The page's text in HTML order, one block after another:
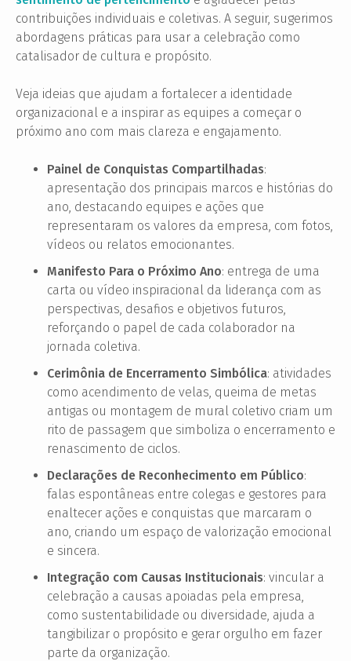
contribuições individuais e coletivas. A seguir, sugerimos
abordagens práticas para usar a celebração como
catalisador de cultura e propósito.
Veja ideias que ajudam a fortalecer a identidade
organizacional e a inspirar as equipes a começar o
próximo ano com mais clareza e engajamento.
Painel de Conquistas Compartilhadas:
apresentação dos principais marcos e histórias do
ano, destacando equipes e ações que
representaram os valores da empresa, com fotos,
vídeos ou relatos emocionantes.
Manifesto Para o Próximo Ano: entrega de uma
carta ou vídeo inspiracional da liderança com as
perspectivas, desafios e objetivos futuros,
reforçando o papel de cada colaborador na
jornada coletiva.
Cerimônia de Encerramento Simbólica: atividades
como acendimento de velas, queima de metas
antigas ou montagem de mural coletivo criam um
rito de passagem que simboliza o encerramento e
renascimento de ciclos.
Declarações de Reconhecimento em Público:
falas espontâneas entre colegas e gestores para
enaltecer ações e conquistas que marcaram o
ano, criando um espaço de valorização emocional
e sincera.
Integração com Causas Institucionais: vincular a
celebração a causas apoiadas pela empresa,
como sustentabilidade ou diversidade, ajuda a
tangibilizar o propósito e gerar orgulho em fazer
parte da organização.